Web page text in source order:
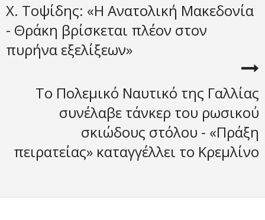
Χ. Τοψίδης: «Η Ανατολική Μακεδονία
- Θράκη βρίσκεται πλέον στον
πυρήνα εξελίξεων»
Το Πολεμικό Ναυτικό της Γαλλίας
συνέλαβε τάνκερ του ρωσικού
σκιώδους στόλου - «Πράξη
πειρατείας» καταγγέλλει το Κρεμλίνο